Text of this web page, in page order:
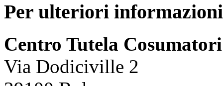
Per ulteriori informazioni
Centro Tutela
Via Dodiciville 2